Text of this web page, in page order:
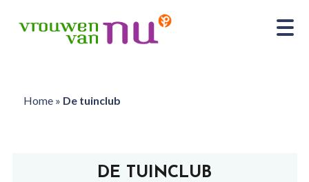
Home» De tuinclub
DE TUINCLUB